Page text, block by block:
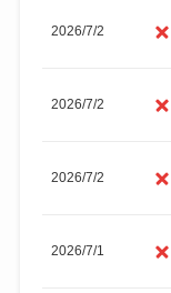
2026/7/2
2026/7/2
2026/7/2
2026/7/1